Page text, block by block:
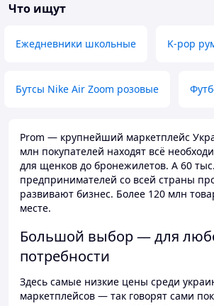
Что ищут
Ежедневники школьные K-pop
Бутсы Nike Air Zoom розовые
Prom — крупнейший маркетплейс
млн покупателей находят всё
для щенков до бронежилетов. А 60 тыс.
предпринимателей со всей страны
развивают бизнес. Более 120 млн
месте.
Большой выбор — для
потребности
Здесь самые низкие цены среди
маркетплейсов — так говорят сами